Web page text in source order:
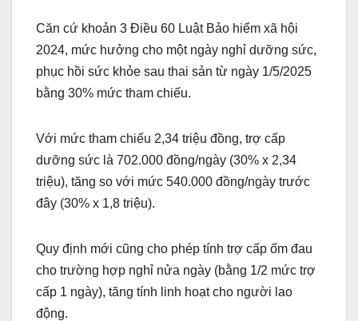
Căn cứ khoản 3 Điều 60 Luật Bảo hiểm xã hội
2024, mức hưởng cho một ngày nghỉ dưỡng sức,
phục hồi sức khỏe sau thai sản từ ngày 1/5/2025
bằng 30% mức tham chiếu.
Với mức tham chiếu 2,34 triệu đồng, trợ cấp
dưỡng sức là 702.000 đồng/ngày (30% x 2,34
triệu), tăng so với mức 540.000 đồng/ngày trước
đây (30% x 1,8 triệu).
Quy định mới cũng cho phép tính trợ cấp ốm đau
cho trường hợp nghỉ nửa ngày (bằng 1/2 mức trợ
cấp 1 ngày), tăng tính linh hoạt cho người lao
động.